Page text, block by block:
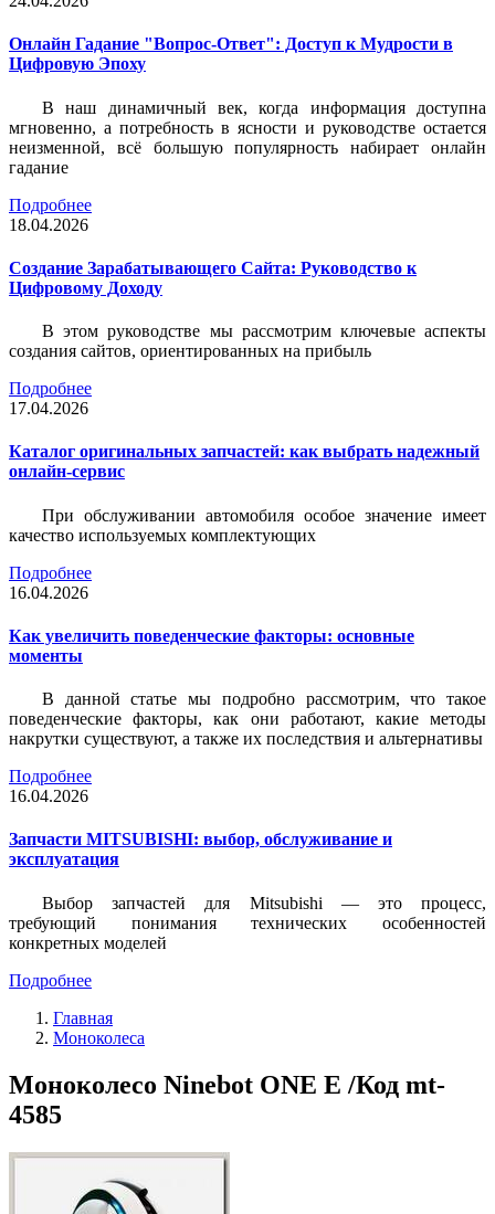
Онлайн Гадание "Вопрос-Ответ": Доступ к Мудрости в
Цифровую Эпоху
В наш динамичный век, когда информация доступна
мгновенно, а потребность в ясности и руководстве остается
неизменной, всё большую популярность набирает онлайн
гадание
Подробнее
18.04.2026
Создание Зарабатывающего Сайта: Руководство к
Цифровому Доходу
В этом руководстве мы рассмотрим ключевые аспекты
создания сайтов, ориентированных на прибыль
Подробнее
17.04.2026
Каталог оригинальных запчастей: как выбрать надежный
онлайн-сервис
При обслуживании автомобиля особое значение имеет
качество используемых комплектующих
Подробнее
16.04.2026
Как увеличить поведенческие факторы: основные
моменты
В данной статье мы подробно рассмотрим, что такое
поведенческие факторы, как они работают, какие методы
накрутки существуют, а также их последствия и альтернативы
Подробнее
16.04.2026
Запчасти MITSUBISHI: выбор, обслуживание и
эксплуатация
Выбор запчастей для Mitsubishi — это процесс,
требующий понимания технических особенностей
конкретных моделей
Подробнее
Главная
Моноколеса
Моноколесо Ninebot ONE E /Код mt-
4585